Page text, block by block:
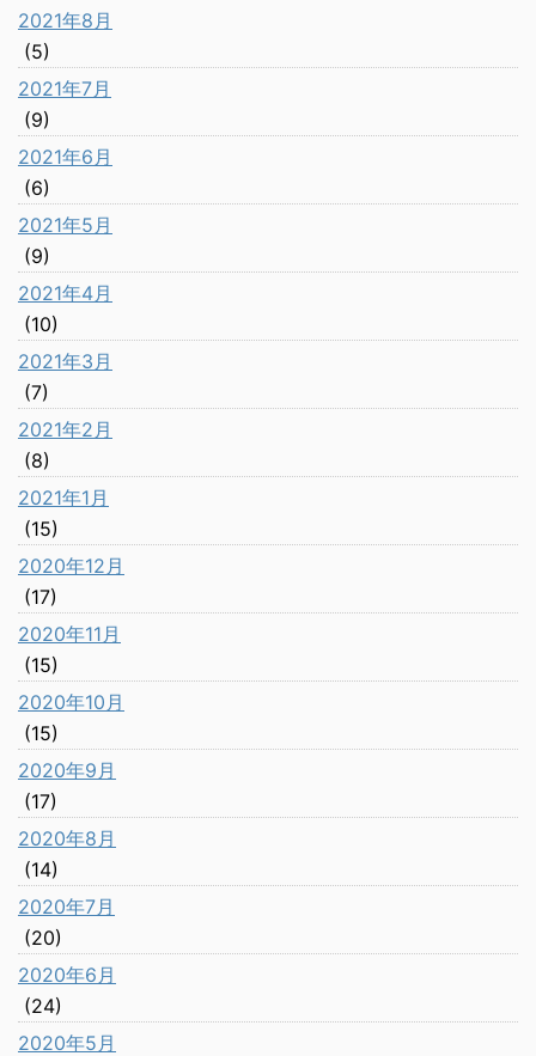
2021年8月
(5)
2021年7月
(9)
2021年6月
(6)
2021年5月
(9)
2021年4月
(10)
2021年3月
(7)
2021年2月
(8)
2021年1月
(15)
2020年12月
(17)
2020年11月
(15)
2020年10月
(15)
2020年9月
(17)
2020年8月
(14)
2020年7月
(20)
2020年6月
(24)
2020年5月